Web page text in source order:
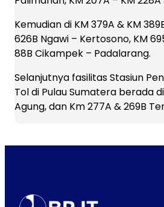
Kemudian di KM 379A & KM
626B Ngawi – Kertosono, KM
88B Cikampek – Padalarang.
Selanjutnya fasilitas Stasiun
Tol di Pulau Sumatera berada
Agung, dan Km 277A & 269B